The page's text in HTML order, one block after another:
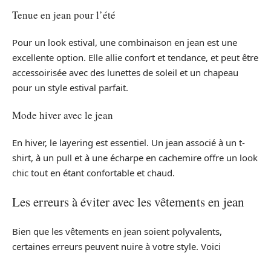
Tenue en jean pour l’été
Pour un look estival, une combinaison en jean est une
excellente option. Elle allie confort et tendance, et peut être
accessoirisée avec des lunettes de soleil et un chapeau
pour un style estival parfait.
Mode hiver avec le jean
En hiver, le layering est essentiel. Un jean associé à un t-
shirt, à un pull et à une écharpe en cachemire offre un look
chic tout en étant confortable et chaud.
Les erreurs à éviter avec les vêtements en jean
Bien que les vêtements en jean soient polyvalents,
certaines erreurs peuvent nuire à votre style. Voici